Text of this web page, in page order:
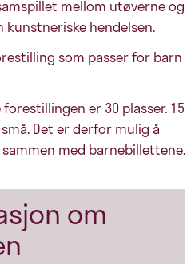
mellom utøverne og
hendelsen.
som passer for barn
er 30 plasser. 15
Det er derfor mulig å
med barnebillettene.
om